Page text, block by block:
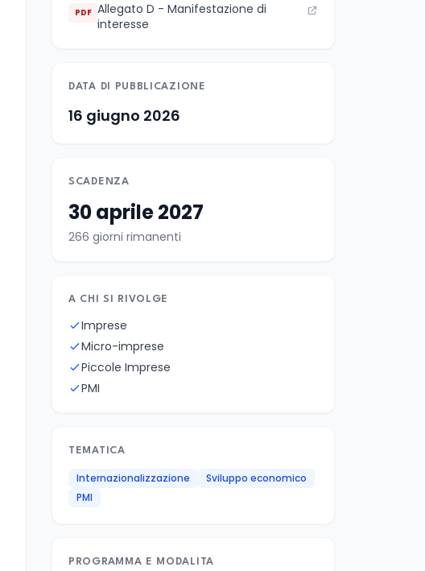
PDF Allegato D - Manifestazione di
interesse
DATA DI PUBBLICAZIONE
16 giugno 2026
SCADENZA
30 aprile 2027
266 giorni rimanenti
A CHI SI RIVOLGE
Imprese
Micro-imprese
Piccole Imprese
PMI
TEMATICA
Internazionalizzazione
Sviluppo economico
PMI
PROGRAMMA E MODALITA